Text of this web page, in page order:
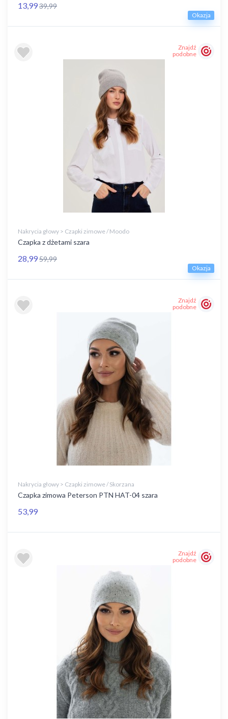
Okazja
13,9939,99
Okazja
Znajdź
podobne
Nakrycia głowy > Czapki zimowe / Moodo
Czapka z dżetami szara
28,9959,99
Znajdź
podobne
Nakrycia głowy > Czapki zimowe / Skorzana
Czapka zimowa Peterson PTN HAT-04 szara
53,99
Znajdź
podobne